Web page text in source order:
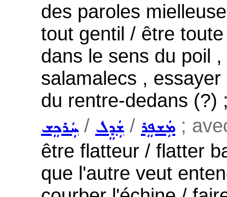
des paroles
tout gentil / être
dans le sens du poil
salamalecs ,
du rentre-dedans
ܚܲܪܟܸܫ / ܫܲܕܸܠ / ܡܲܫܦܸܪ ;
être flatteur / flatter
que l'autre veut